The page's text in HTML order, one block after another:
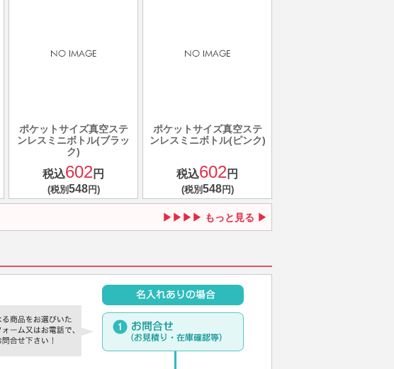
ポケットサイズ真空ステ
ンレスミニボトル(ブラッ
ク)
税込602 円
(税別548円)
ポケットサイズ真空ステ
ンレスミニボトル(ピンク)
税込602 円
(税別548円)
もっと見る